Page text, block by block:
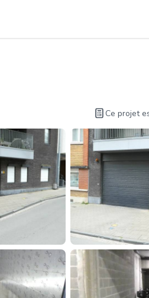
Ce projet